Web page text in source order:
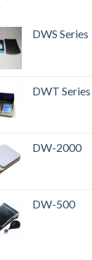
DWS Series
DWT Series
DW-2000
DW-500